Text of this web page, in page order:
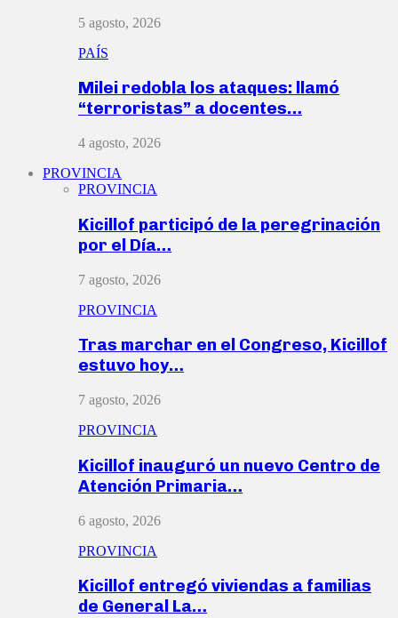
5 agosto, 2026
PAÍS
Milei redobla los ataques: llamó
“terroristas” a docentes…
4 agosto, 2026
PROVINCIA
PROVINCIA
Kicillof participó de la peregrinación
por el Día…
7 agosto, 2026
PROVINCIA
Tras marchar en el Congreso, Kicillof
estuvo hoy…
7 agosto, 2026
PROVINCIA
Kicillof inauguró un nuevo Centro de
Atención Primaria…
6 agosto, 2026
PROVINCIA
Kicillof entregó viviendas a familias
de General La…